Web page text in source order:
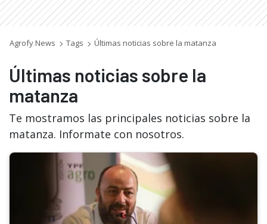
Agrofy News Tags Últimas noticias sobre la matanza
Últimas noticias sobre la
matanza
Te mostramos las principales noticias sobre la
matanza. Informate con nosotros.